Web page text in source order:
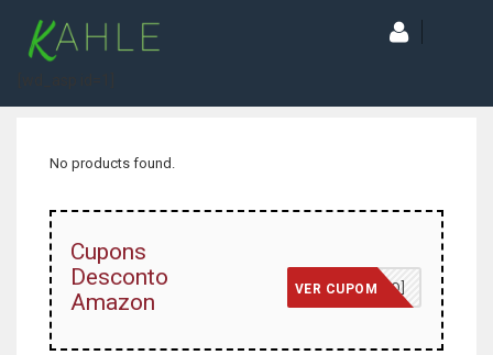
No products found.
Cupons
Desconto
Amazon
[JÁ INCLUSO]
VER CUPOM